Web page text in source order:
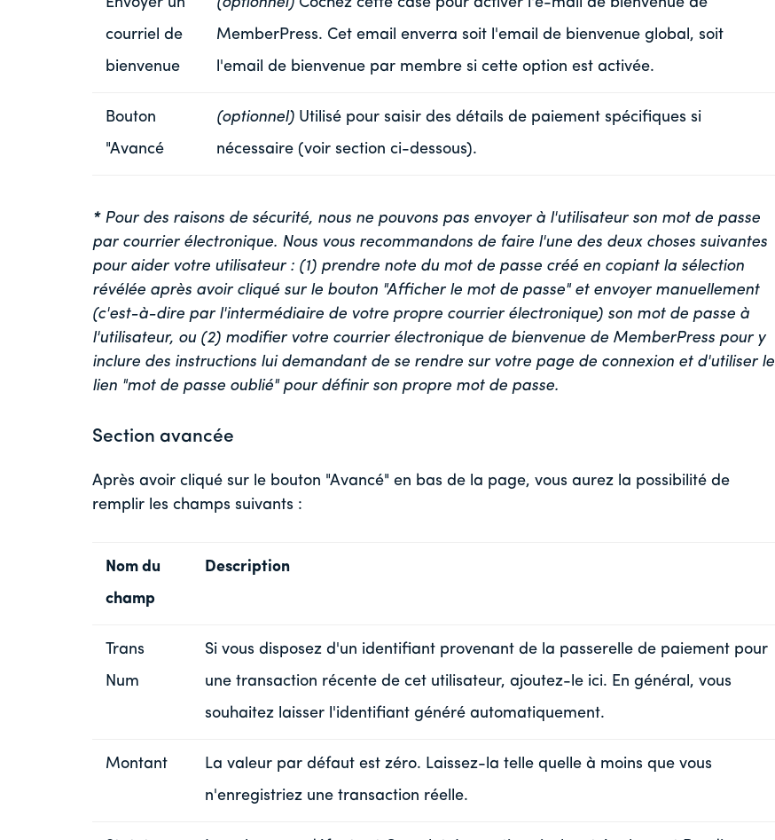
courriel de
bienvenue
MemberPress. Cet email enverra soit l'email de bienvenue global, soit
l'email de bienvenue par membre si cette option est activée.
Bouton
"Avancé
(optionnel) Utilisé pour saisir des détails de paiement spécifiques si
nécessaire (voir section ci-dessous).
*Pour des raisons de sécurité, nous ne pouvons pas envoyer à l'utilisateur son mot de passe
par courrier électronique. Nous vous recommandons de faire l'une des deux choses suivantes
pour aider votre utilisateur : (1) prendre note du mot de passe créé en copiant la sélection
révélée après avoir cliqué sur le bouton "Afficher le mot de passe" et envoyer manuellement
(c'est-à-dire par l'intermédiaire de votre propre courrier électronique) son mot de passe à
l'utilisateur, ou (2) modifier votre courrier électronique de bienvenue de MemberPress pour y
inclure des instructions lui demandant de se rendre sur votre page de connexion et d'utiliser le
lien "mot de passe oublié" pour définir son propre mot de passe.
Section avancée
Après avoir cliqué sur le bouton "Avancé" en bas de la page, vous aurez la possibilité de
remplir les champs suivants :
Nom du
champ
Description
Trans
Num
Si vous disposez d'un identifiant provenant de la passerelle de paiement pour
une transaction récente de cet utilisateur, ajoutez-le ici. En général, vous
souhaitez laisser l'identifiant généré automatiquement.
Montant
La valeur par défaut est zéro. Laissez-la telle quelle à moins que vous
n'enregistriez une transaction réelle.